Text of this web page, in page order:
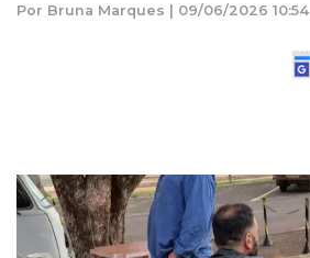
Por Bruna Marques | 09/06/2026 10:54